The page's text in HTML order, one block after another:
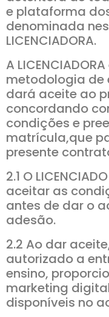
e plataforma
denominada
LICENCIADORA.
A
metodologia de
dará aceite ao
concordando
condições e
matrícula,que
presente
2.1 O
aceitar as
antes de dar o
adesão.
2.2 Ao dar
autorizado a
ensino,
marketing
disponíveis no